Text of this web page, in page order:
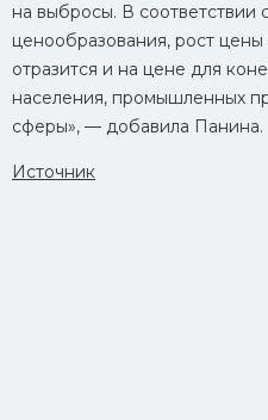
на выбросы. В соответствии
ценообразования, рост
отразится и на цене для
населения, промышленных
сферы», — добавила Панина.
Источник